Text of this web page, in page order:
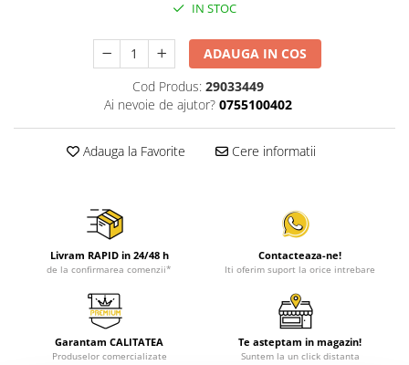
IN STOC
ADAUGA IN COS
Cod Produs: 29033449
Ai nevoie de ajutor? 0755100402
Adauga la Favorite Cere informatii
Livram RAPID in 24/48 h
de la confirmarea comenzii*
Contacteaza-ne!
Iti oferim suport la orice intrebare
Garantam CALITATEA
Produselor comercializate
Te asteptam in magazin!
Suntem la un click distanta